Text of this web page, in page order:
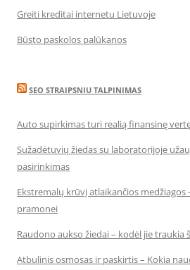
Greiti kreditai internetu Lietuvoje
Būsto paskolos palūkanos
SEO STRAIPSNIU TALPINIMAS
Auto supirkimas turi realią finansinę
Sužadėtuvių žiedas su laboratorijoje
pasirinkimas
Ekstremalų krūvį atlaikančios medžiagos
pramonei
Raudono aukso žiedai – kodėl jie traukia
Atbulinis osmosas ir paskirtis – Kokia